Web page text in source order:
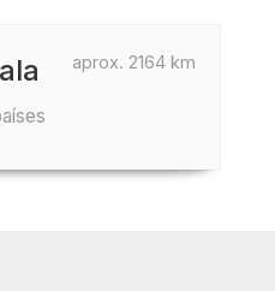
aprox. 2164 km